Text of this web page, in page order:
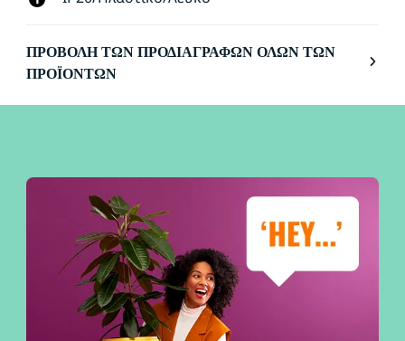
ΠΡΟΒΟΛΉ ΤΩΝ ΠΡΟΔΙΑΓΡΑΦΏΝ ΌΛΩΝ ΤΩΝ
ΠΡΟΪΌΝΤΩΝ